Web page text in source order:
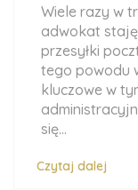
Wiele razy w
adwokat
przesyłki
tego powodu
kluczowe w
się...
Czytaj dalej